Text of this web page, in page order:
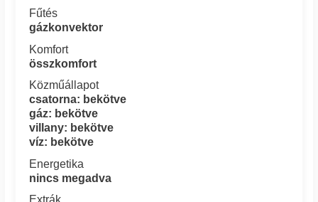
Fűtés
gázkonvektor
Komfort
összkomfort
Közműállapot
csatorna: bekötve
gáz: bekötve
villany: bekötve
víz: bekötve
Energetika
nincs megadva
Extrák